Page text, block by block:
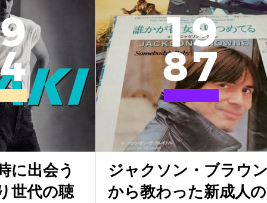
9
4
に出会う
世代の聴
19
87
ジャクソン・ブラウ
から教わった新成人の